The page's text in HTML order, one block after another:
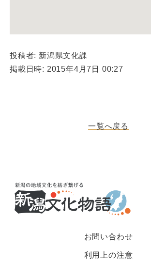
投稿者: 新潟県文化課
掲載日時: 2015年4月7日 00:27
一覧へ戻る
お問い合わせ
利用上の注意